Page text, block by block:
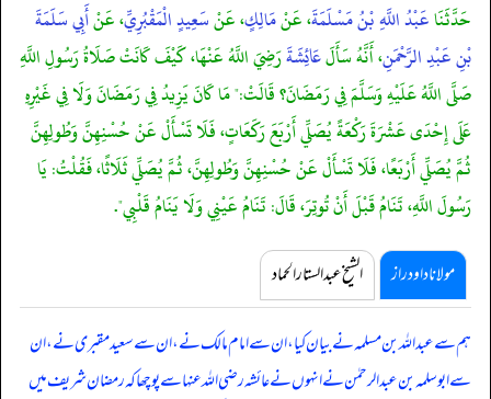
حَدَّثَنَاعَبْدُ اللَّهِ بْنُ مَسْلَمَةَ، عَنْمَالِكٍ، عَنْسَعِيدٍ الْمَقْبُرِيِّ، عَنْأَبِي سَلَمَةَ
بْنِ عَبْدِ الرَّحْمَنِ، أَنَّهُ سَأَلَعَائِشَةَرَضِيَ اللَّهُ عَنْهَا، كَيْفَ كَانَتْ صَلَاةُ رَسُولِ اللَّهِ
صَلَّى اللَّهُ عَلَيْهِ وَسَلَّمَ فِي رَمَضَانَ؟ قَالَتْ:" مَا كَانَ يَزِيدُ فِي رَمَضَانَ وَلَا فِي غَيْرِهِ
عَلَى إِحْدَى عَشْرَةَ رَكْعَةً يُصَلِّي أَرْبَعَ رَكَعَاتٍ، فَلَا تَسْأَلْ عَنْ حُسْنِهِنَّ وَطُولِهِنَّ
ثُمَّ يُصَلِّي أَرْبَعًا، فَلَا تَسْأَلْ عَنْ حُسْنِهِنَّ وَطُولِهِنَّ، ثُمَّ يُصَلِّي ثَلَاثًا، فَقُلْتُ: يَا
رَسُولَ اللَّهِ، تَنَامُ قَبْلَ أَنْ تُوتِرَ، قَالَ: تَنَامُ عَيْنِي وَلَا يَنَامُ قَلْبِي".
مولانا داود راز الشیخ عبدالستار الحماد
ہم سے عبداللہ بن مسلمہ نے بیان کیا، ان سے امام مالک نے، ان سے سعید مقبری نے، ان
سے ابوسلمہ بن عبدالرحمٰن نے انہوں نے عائشہ رضی اللہ عنہا سے پوچھا کہرمضان شریف میں